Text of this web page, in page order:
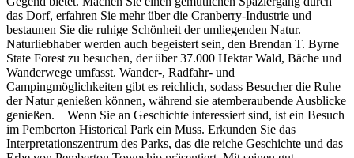
das Dorf, erfahren Sie mehr über die Cranberry-Industrie und
bestaunen Sie die ruhige Schönheit der umliegenden Natur.
Naturliebhaber werden auch begeistert sein, den Brendan T. Byrne
State Forest zu besuchen, der über 37.000 Hektar Wald, Bäche und
Wanderwege umfasst. Wander-, Radfahr- und
Campingmöglichkeiten gibt es reichlich, sodass Besucher die Ruhe
der Natur genießen können, während sie atemberaubende Ausblicke
genießen. Wenn Sie an Geschichte interessiert sind, ist ein Besuch
im Pemberton Historical Park ein Muss. Erkunden Sie das
Interpretationszentrum des Parks, das die reiche Geschichte und das